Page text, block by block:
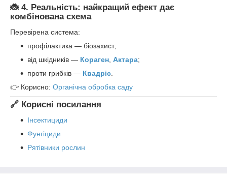
🐞 4. Реальність: найкращий ефект дає
комбінована схема
Перевірена система:
профілактика — біозахист;
від шкідників — Кораген Актара;
проти грибків — Квадріс
👉 Корисно: Органічна обробка саду
🔗 Корисні посилання
Інсектициди
Фунгіциди
Рятівники рослин